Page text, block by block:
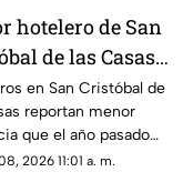
hotelero de San
de las Casas
caída en
turística
en San Cristóbal de
reportan menor
que el año pasado
a factores económicos,
2026 11:01 a. m.